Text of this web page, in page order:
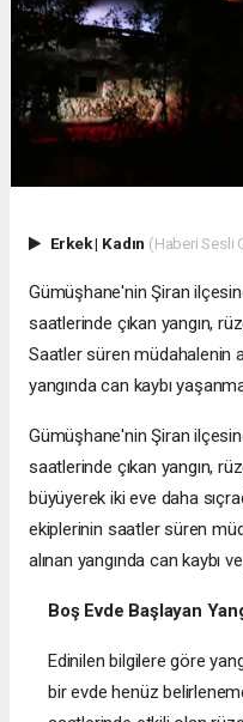
Erkek| Kadın (Haberi Sesli
Gümüşhane'nin Şiran
saatlerinde çıkan yangın,
Saatler süren müdahalenin
yangında can kaybı
Gümüşhane'nin Şiran
saatlerinde çıkan yangın,
büyüyerek iki eve daha
ekiplerinin saatler süren
alınan yangında can kaybı
Boş Evde Başlayan
Edinilen bilgilere göre
bir evde henüz